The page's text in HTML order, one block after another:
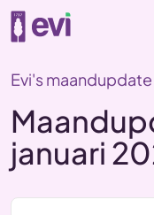
Evi's maandupdate
januari